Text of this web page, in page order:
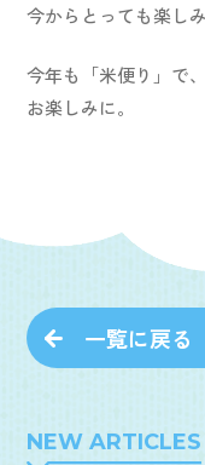
今からとっても楽し
今年も「米便り」で
お楽しみに。
一覧に戻る
NEW ARTICLES